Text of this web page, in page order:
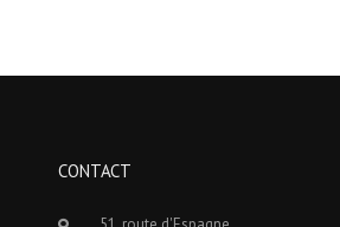
CONTACT